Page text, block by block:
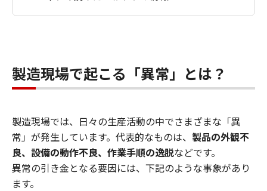
製造現場で起こる「異常」とは？
製造現場では、日々の生産活動の中でさまざまな「異
常」が発生しています。代表的なものは、 製品の外観不
良、設備の動作不良、作業手順の逸脱などです。
異常の引き金となる要因には、下記のような事象があり
ます。